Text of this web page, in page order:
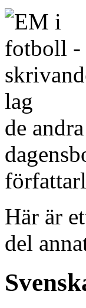
de
Här är
del